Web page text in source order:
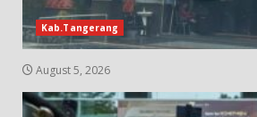
Kab.Tangerang
August 5, 2026